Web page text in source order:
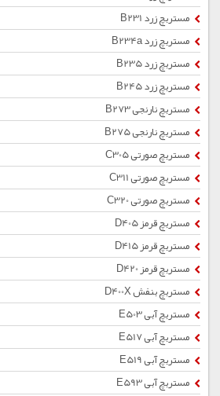
مستربچ زرد B231
مستربچ زرد B234a
مستربچ زرد B235
مستربچ زرد B245
مستربچ نارنجی B273
مستربچ نارنجی B275
مستربچ صورتی C305
مستربچ صورتی C311
مستربچ صورتی C320
مستربچ قرمز D405
مستربچ قرمز D415
مستربچ قرمز D420
مستربچ بنفش D400X
مستربچ آبی E503
مستربچ آبی E517
مستربچ آبی E519
مستربچ آبی E593